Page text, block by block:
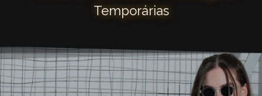
Temporárias